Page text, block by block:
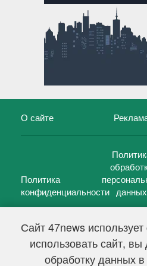
Сайт 47news
использовать сайт, вы
обработку данных в
О сайте
Политика
конфиденциальности данных
47 новостей (47 news)2005 —
Свидетельство о регистрации